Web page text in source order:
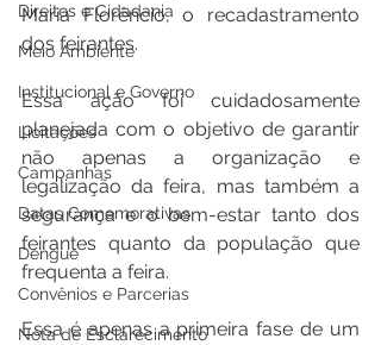
Direitos e Cidadania
Meio Ambiente
Institucional e Governo
Licitações
Campanhas
Datas Comemorativas
Dengue
Convênios e Parcerias
Nota de Esclarecimento
Maria Florêncio, o recadastramento
dos feirantes.
Essa ação foi cuidadosamente
planejada com o objetivo de garantir
não apenas a organização e
legalização da feira, mas também a
segurança e o bem-estar tanto dos
feirantes quanto da população que
frequenta a feira.
Essa é apenas a primeira fase de um